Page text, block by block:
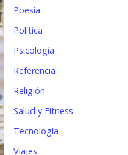
Poesía
Política
Psicología
Referencia
Religión
Salud y Fitness
Tecnología
Viajes